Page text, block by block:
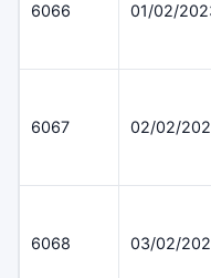
6066 01/02/
6067 02/02/
6068 03/02/